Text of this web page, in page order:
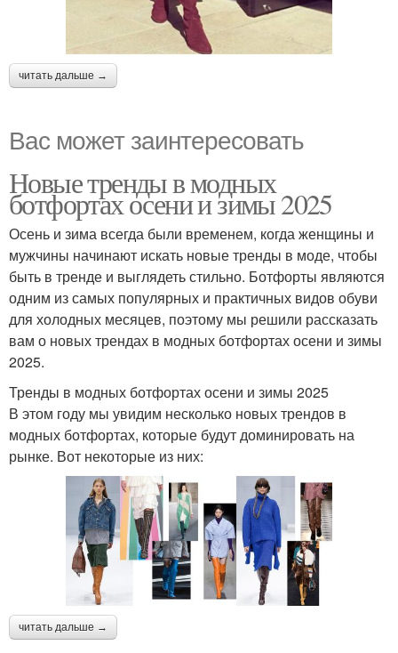
читать дальше →
Вас может заинтересовать
Новые тренды в модных
ботфортах осени и зимы 2025
Осень и зима всегда были временем, когда женщины и
мужчины начинают искать новые тренды в моде, чтобы
быть в тренде и выглядеть стильно. Ботфорты являются
одним из самых популярных и практичных видов обуви
для холодных месяцев, поэтому мы решили рассказать
вам о новых трендах в модных ботфортах осени и зимы
2025.
Тренды в модных ботфортах осени и зимы 2025
В этом году мы увидим несколько новых трендов в
модных ботфортах, которые будут доминировать на
рынке. Вот некоторые из них:
читать дальше →